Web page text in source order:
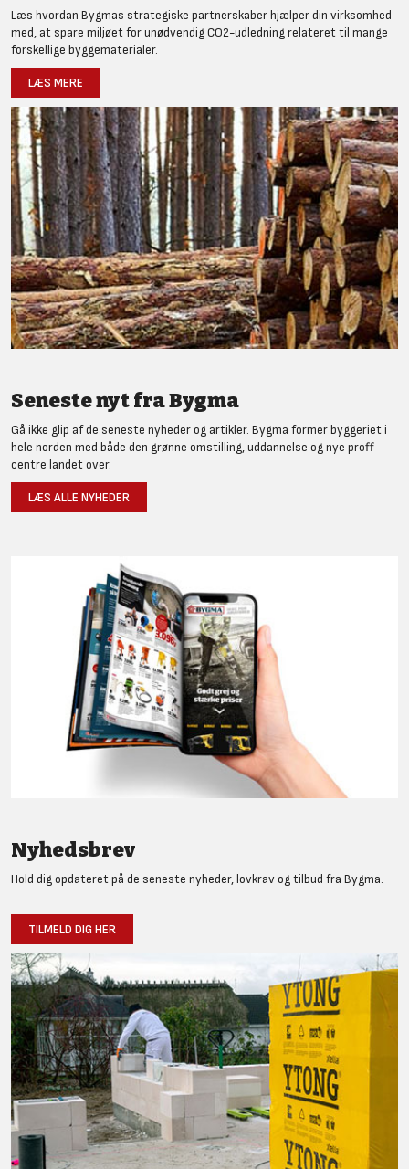
Læs hvordan Bygmas strategiske partnerskaber hjælper din virksomhed
med, at spare miljøet for unødvendig CO2-udledning relateret til mange
forskellige byggematerialer.
LÆS MERE
Seneste nyt fra Bygma
Gå ikke glip af de seneste nyheder og artikler. Bygma former byggeriet i
hele norden med både den grønne omstilling, uddannelse og nye proff-
centre landet over.
LÆS ALLE NYHEDER
Nyhedsbrev
Hold dig opdateret på de seneste nyheder, lovkrav og tilbud fra Bygma.
TILMELD DIG HER